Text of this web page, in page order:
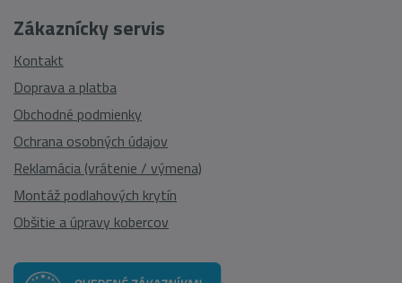
Zákaznícky servis
Kontakt
Doprava a platba
Obchodné podmienky
Ochrana osobných údajov
Reklamácia (vrátenie / výmena)
Montáž podlahových krytín
Obšitie a úpravy kobercov